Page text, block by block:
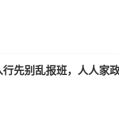
先别乱报班，人人家